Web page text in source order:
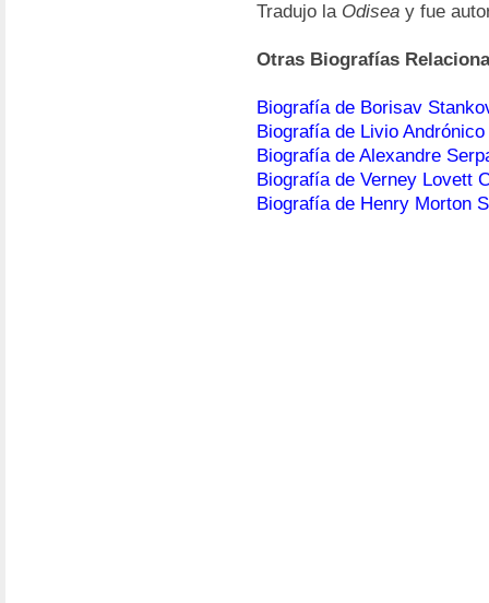
Tradujo la Odisea y fue
Otras Biografías
Biografía de Borisav
Biografía de Livio Andrónico
Biografía de Alexandre
Biografía de Verney Lovett
Biografía de Henry Morton